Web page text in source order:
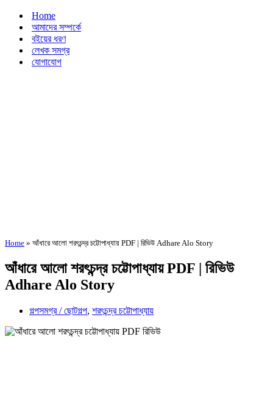
Home
আমাদের সম্পর্কে
বইয়ের ধরণ
লেখক সমগ্র
যোগাযোগ
Home » আঁধারে আলো শরৎচন্দ্র চট্টোপাধ্যায় PDF | রিভিউ Adhare Alo Story
আঁধারে আলো শরৎচন্দ্র চট্টোপাধ্যায় PDF | রিভিউ
Adhare Alo Story
গল্পসমগ্র / ছোটগল্প, শরৎচন্দ্র চট্টোপাধ্যায়